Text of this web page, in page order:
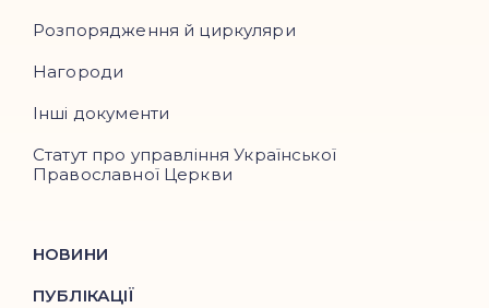
Розпорядження й циркуляри
Нагороди
Інші документи
Статут про управління Української
Православної Церкви
НОВИНИ
ПУБЛІКАЦІЇ